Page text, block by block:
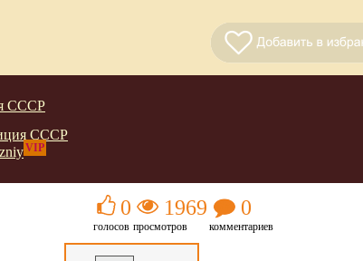
СССР
СССР
VIP
0
голосов
1969
просмотров
0
комментариев